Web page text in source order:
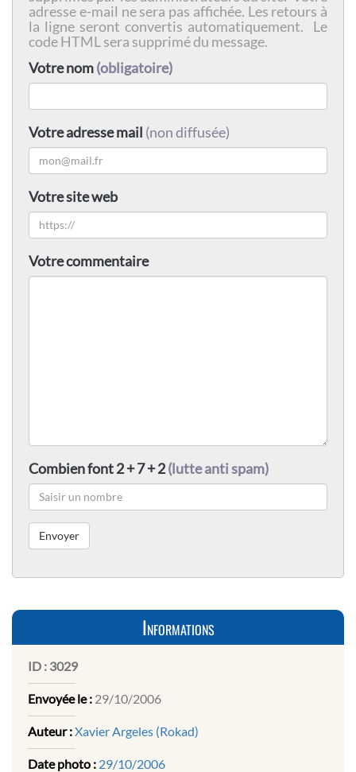
adresse e-mail ne sera pas affichée. Les retours à
la ligne seront convertis automatiquement. Le
code HTML sera supprimé du message.
Votre nom(obligatoire)
Votre adresse mail (non diffusée)
Votre site web
Votre commentaire
Combien font 2 + 7 + 2(lutte anti spam)
Informations
ID : 3029
Envoyée le : 29/10/2006
Auteur :Xavier Argeles (Rokad)
Date photo : 29/10/2006